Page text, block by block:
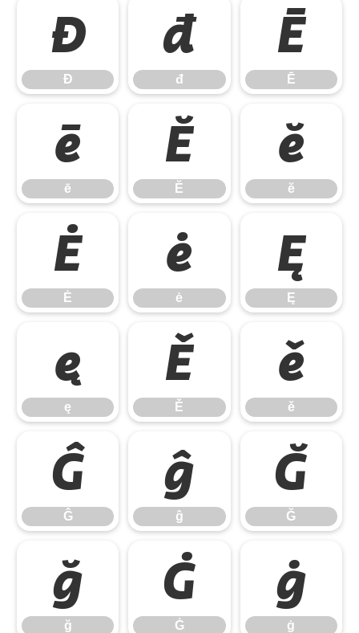
Đ
Đ
đ
đ
Ē
Ē
ē
ē
Ĕ
Ĕ
ĕ
ĕ
Ė
Ė
ė
ė
Ę
Ę
ę
ę
Ě
Ě
ě
ě
Ĝ
Ĝ
ĝ
ĝ
Ğ
Ğ
ğ
ğ
Ġ
Ġ
ġ
ġ